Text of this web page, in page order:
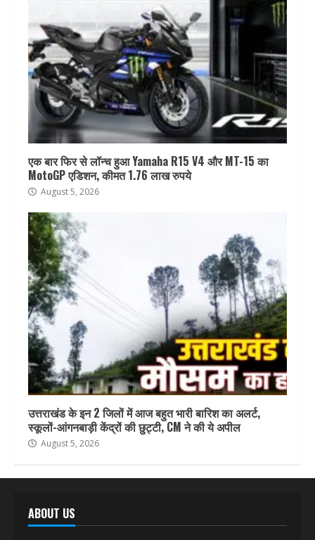
एक बार फिर से लॉन्च हुआ Yamaha R15 V4 और MT-15 का
MotoGP एडिशन, कीमत 1.76 लाख रुपये
August 5, 2026
उत्तराखंड के इन 2 जिलों में आज बहुत भारी बारिश का अलर्ट,
स्कूलों-आंगनबाड़ी केंद्रों की छुट्टी, CM ने की ये अपील
August 5, 2026
ABOUT US